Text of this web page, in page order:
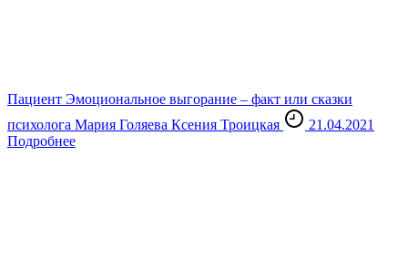
Пациент Эмоциональное выгорание – факт или сказки
психолога Мария Голяева Ксения Троицкая
21.04.2021
Подробнее